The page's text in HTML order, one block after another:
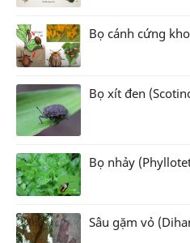
Bọ cánh cứng
Bọ xít đen
Bọ nhảy
Sâu gặm vỏ